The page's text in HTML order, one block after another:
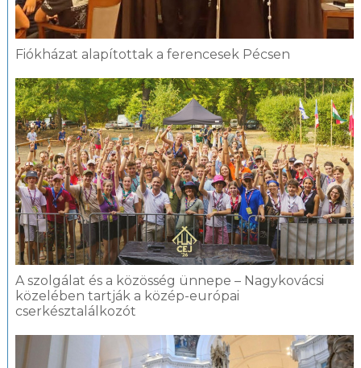
Fiókházat alapítottak a ferencesek Pécsen
A szolgálat és a közösség ünnepe – Nagykovácsi
közelében tartják a közép-európai
cserkésztalálkozót